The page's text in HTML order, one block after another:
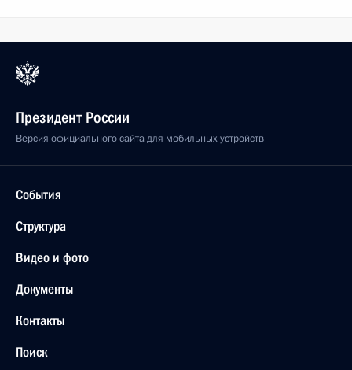
Президент России
Версия официального сайта для мобильных устройств
События
Структура
Видео и фото
Документы
Контакты
Поиск